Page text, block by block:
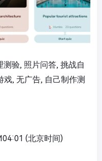
测验, 照片问答, 挑战自
, 无广告, 自己制作测
(北京时间)